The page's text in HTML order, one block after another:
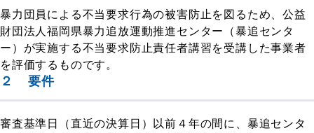
暴力団員による不当要求行為の被害防止を図るため、公益
財団法人福岡県暴力追放運動推進センター（暴追センタ
ー）が実施する不当要求防止責任者講習を受講した事業者
を評価するものです。
２ 要件
審査基準日（直近の決算日）以前４年の間に、暴追センタ